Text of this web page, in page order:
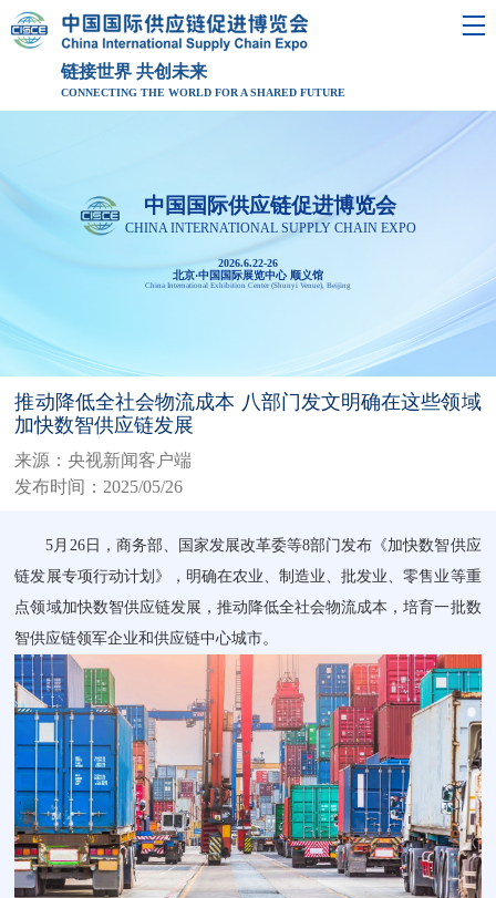
链接世界 共创未来
CONNECTING THE WORLD FOR A SHARED FUTURE
中国国际供应链促进博览会
CHINA INTERNATIONAL SUPPLY CHAIN EXPO
2026.6.22-26
北京·中国国际展览中心 顺义馆
China International Exhibition Center (Shunyi Venue), Beijing
推动降低全社会物流成本 八部门发文明确在这些领域
加快数智供应链发展
来源：央视新闻客户端
发布时间：2025/05/26
5月26日，商务部、国家发展改革委等8部门发布《加快数智供应
链发展专项行动计划》，明确在农业、制造业、批发业、零售业等重
点领域加快数智供应链发展，推动降低全社会物流成本，培育一批数
智供应链领军企业和供应链中心城市。